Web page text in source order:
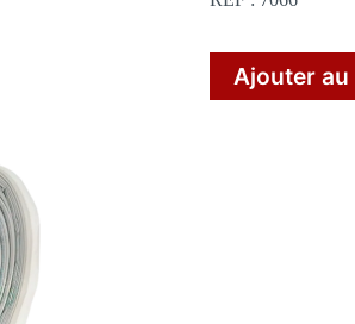
Ajouter au